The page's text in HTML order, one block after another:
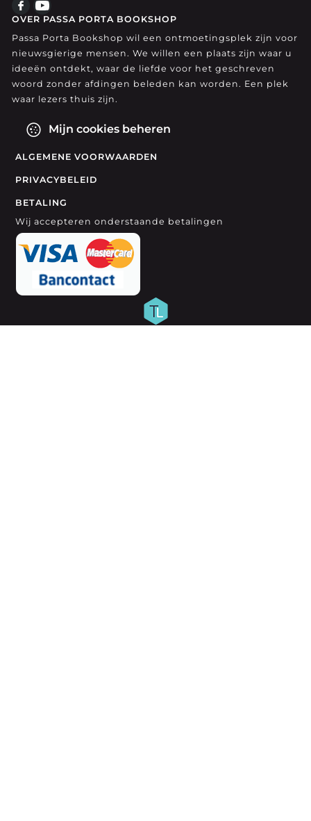
OVER PASSA PORTA BOOKSHOP
Passa Porta Bookshop wil een ontmoetingsplek zijn voor
nieuwsgierige mensen. We willen een plaats zijn waar u
ideeën ontdekt, waar de liefde voor het geschreven
woord zonder afdingen beleden kan worden. Een plek
waar lezers thuis zijn.
Mijn cookies beheren
ALGEMENE VOORWAARDEN
PRIVACYBELEID
BETALING
Wij accepteren onderstaande betalingen